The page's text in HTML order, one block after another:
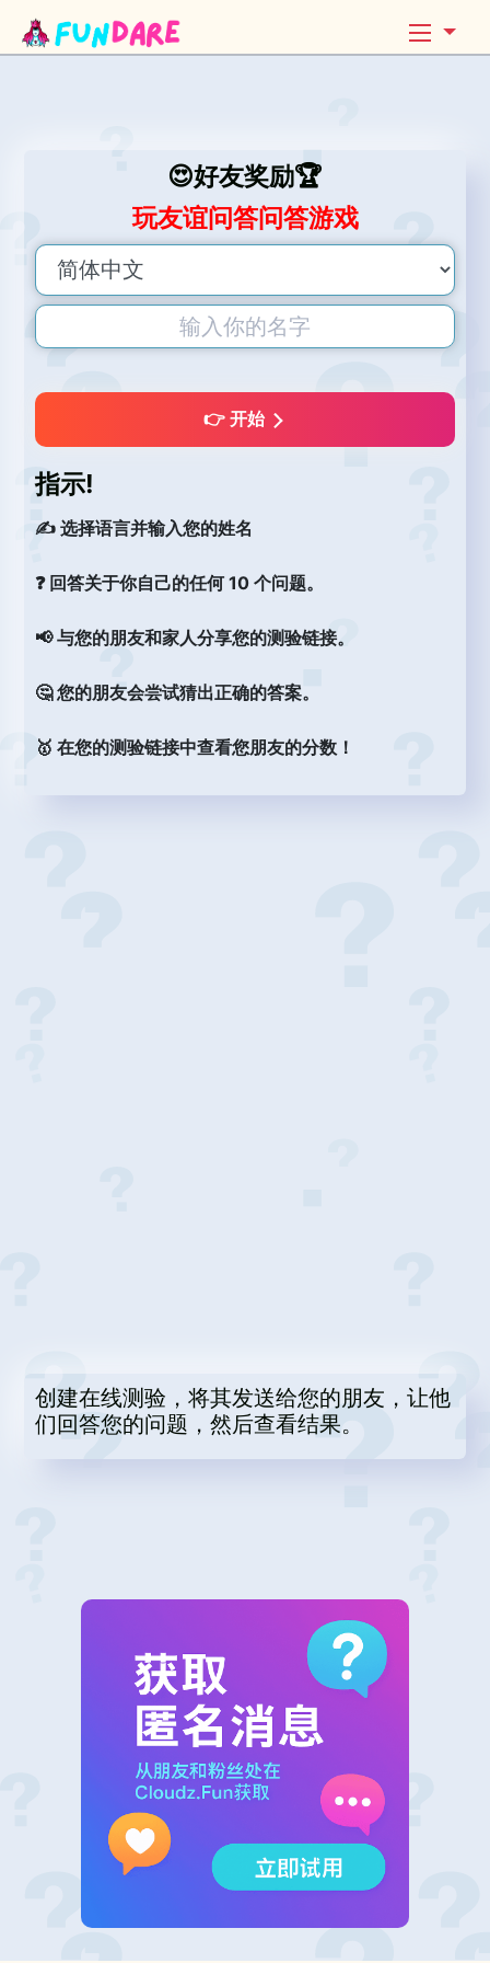
😍好友奖励🏆
玩友谊问答问答游戏
👉 开始
指示!
✍️ 选择语言并输入您的姓名
❓ 回答关于你自己的任何 10 个问题。
📢 与您的朋友和家人分享您的测验链接。
🤔 您的朋友会尝试猜出正确的答案。
🥇 在您的测验链接中查看您朋友的分数！
创建在线测验，将其发送给您的朋友，让他
们回答您的问题，然后查看结果。